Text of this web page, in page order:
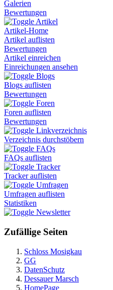
Galerien
Bewertungen
Artikel
Artikel-Home
Artikel auflisten
Bewertungen
Artikel einreichen
Einreichungen ansehen
Blogs
Blogs auflisten
Bewertungen
Foren
Foren auflisten
Bewertungen
Linkverzeichnis
Verzeichnis durchstöbern
FAQs
FAQs auflisten
Tracker
Tracker auflisten
Umfragen
Umfragen auflisten
Statistiken
Newsletter
Zufällige Seiten
Schloss Mosigkau
GG
DatenSchutz
Dessauer Marsch
HomePage